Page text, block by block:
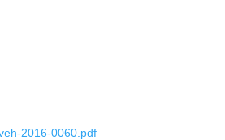
-2016-0060.pdf